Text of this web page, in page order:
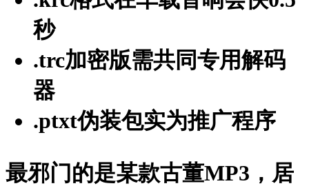
秒
.trc加密版需共同专用解码
器
.ptxt伪装包实为推广程序
最邪门的是某款古董MP3，居